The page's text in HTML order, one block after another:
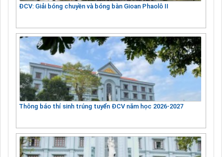
ĐCV: Giải bóng chuyền và bóng bàn Gioan Phaolô II
Thông báo thí sinh trúng tuyển ĐCV năm học 2026-2027